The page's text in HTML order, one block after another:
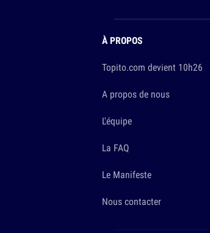
À PROPOS
Topito.com devient 10h26
A propos de nous
L'équipe
La FAQ
Le Manifeste
Nous contacter